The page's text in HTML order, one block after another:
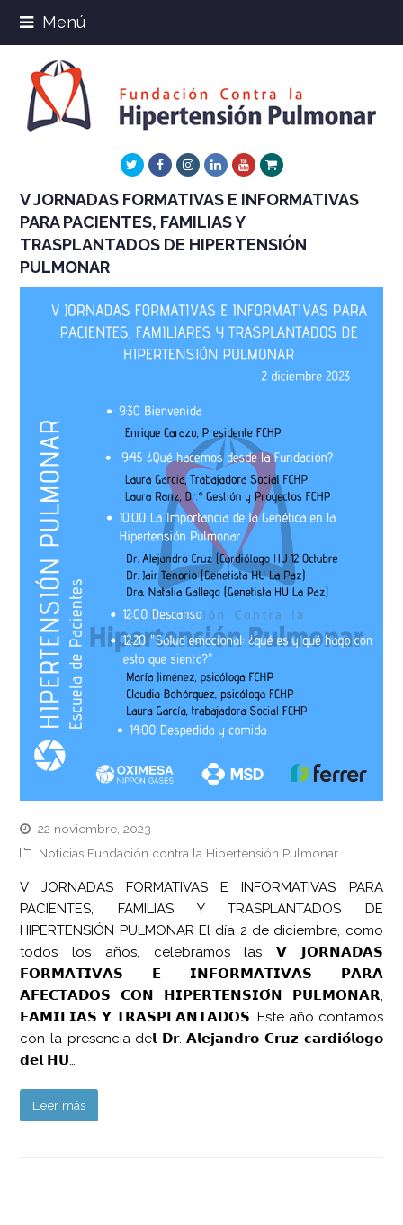
Menú
TwitterFacebookInstagram
LinkedInYoutube
Xing
V JORNADAS FORMATIVAS E INFORMATIVAS
PARA PACIENTES, FAMILIAS Y
TRASPLANTADOS DE HIPERTENSIÓN
PULMONAR
22 noviembre, 2023
Noticias Fundación contra la Hipertensión Pulmonar
V JORNADAS FORMATIVAS E INFORMATIVAS PARA
PACIENTES, FAMILIAS Y TRASPLANTADOS DE
HIPERTENSIÓN PULMONAR El día 2 de diciembre, como
todos los años, celebramos las 𝗩 𝗝𝗢𝗥𝗡𝗔𝗗𝗔𝗦
𝗙𝗢𝗥𝗠𝗔𝗧𝗜𝗩𝗔𝗦 𝗘 𝗜𝗡𝗙𝗢𝗥𝗠𝗔𝗧𝗜𝗩𝗔𝗦 𝗣𝗔𝗥𝗔
𝗔𝗙𝗘𝗖𝗧𝗔𝗗𝗢𝗦 𝗖𝗢𝗡 𝗛𝗜𝗣𝗘𝗥𝗧𝗘𝗡𝗦𝗜𝗢́𝗡 𝗣𝗨𝗟𝗠𝗢𝗡𝗔𝗥,
𝗙𝗔𝗠𝗜𝗟𝗜𝗔𝗦 𝗬 𝗧𝗥𝗔𝗦𝗣𝗟𝗔𝗡𝗧𝗔𝗗𝗢𝗦. Este año contamos
con la presencia de𝗹 𝗗𝗿. 𝗔𝗹𝗲𝗷𝗮𝗻𝗱𝗿𝗼 𝗖𝗿𝘂𝘇 𝗰𝗮𝗿𝗱𝗶𝗼́𝗹𝗼𝗴𝗼
𝗱𝗲𝗹 𝗛𝗨…
Leer más